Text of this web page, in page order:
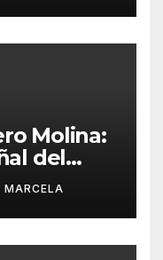
Molina:
del